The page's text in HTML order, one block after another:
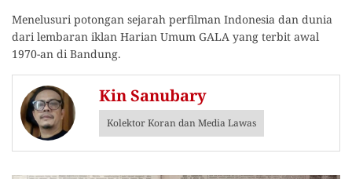
Menelusuri potongan sejarah perfilman Indonesia dan dunia
dari lembaran iklan Harian Umum GALA yang terbit awal
1970-an di Bandung.
Kin Sanubary
Kolektor Koran dan Media Lawas